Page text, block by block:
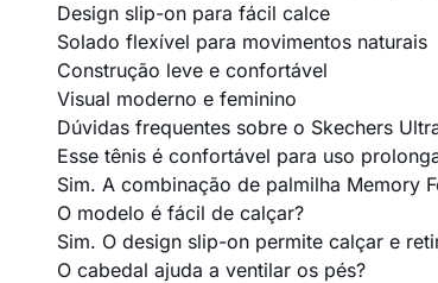
Design slip-on para fácil calce
Solado flexível para movimentos naturais
Construção leve e confortável
Visual moderno e feminino
Dúvidas frequentes sobre o Skechers
Esse tênis é confortável para uso
Sim. A combinação de palmilha Memory
O modelo é fácil de calçar?
Sim. O design slip-on permite calçar e
O cabedal ajuda a ventilar os pés?